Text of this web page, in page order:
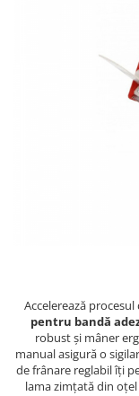
Accelerează
pentru bandă
robust și mâner
manual asigură o
de frânare reglabil îți
lama zimțată din